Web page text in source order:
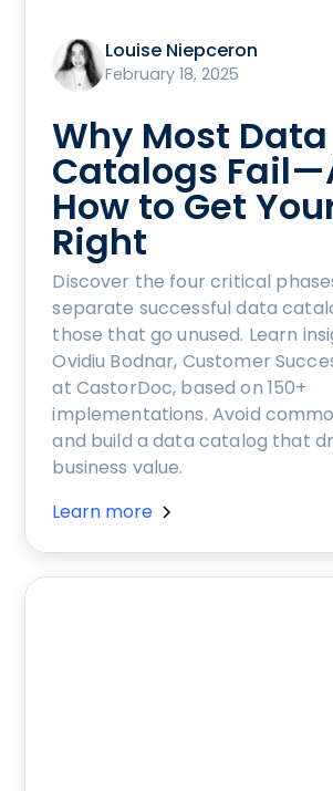
Louise Niepceron
February 18, 2025
Why Most Data
Catalogs
How to Get
Right
Discover the four critical
separate successful data
those that go unused. Learn
Ovidiu Bodnar, Customer
at CastorDoc, based on 150+
implementations. Avoid
and build a data catalog that
business value.
Learn more